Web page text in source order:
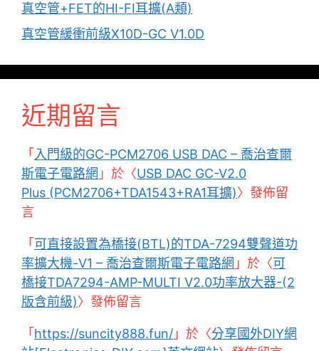
真空管+FET的HI-FI耳擴(A類)
真空管緩衝前級X10D-GC V1.0D
近期留言
「 入門級的GC-PCM2706 USB DAC – 喬治查爾
斯電子電路網 」於〈USB DAC GC-V2.0
Plus (PCM2706+TDA1543+RA1耳擴)〉發佈留
言
「 可直接設置為橋接(BTL)的TDA-7294雙聲道功
率擴大機-V1 – 喬治查爾斯電子電路網 」於〈可
橋接TDA7294-AMP-MULTI V2.0功率放大器-(2
版含前級)〉發佈留言
「 https://suncity888.fun/ 」於〈分享國外DIY網